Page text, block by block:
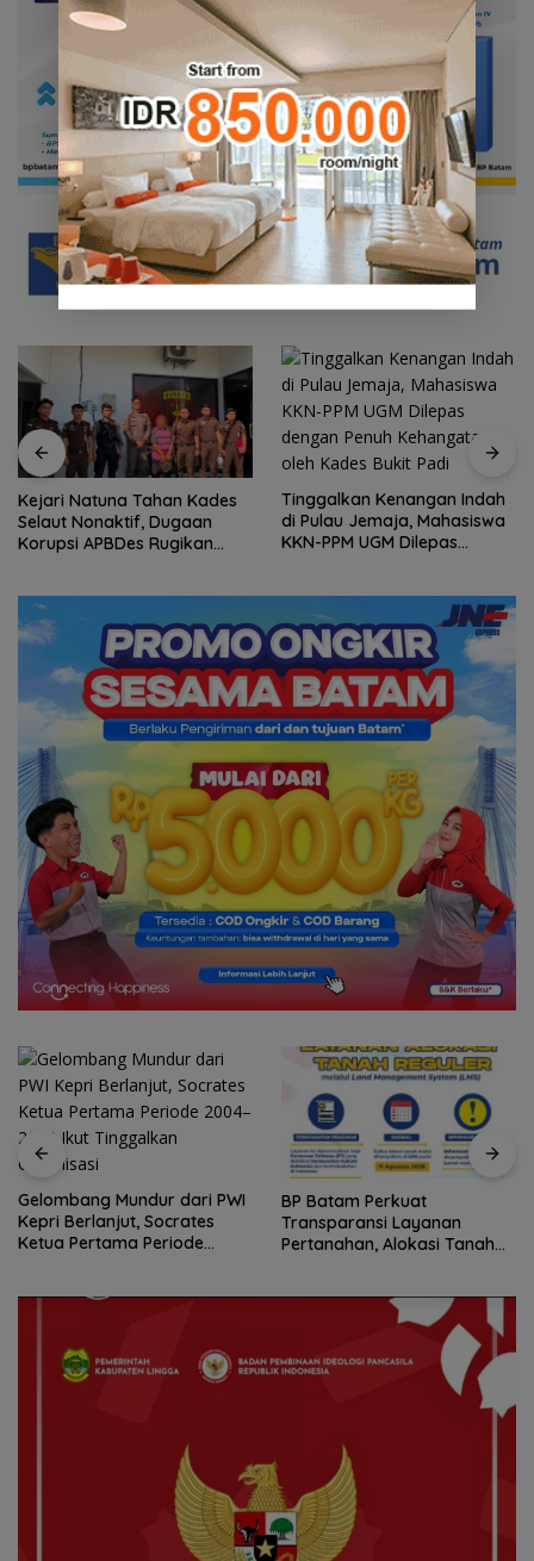
Kejari Natuna Tahan Kades
Selaut Nonaktif, Dugaan
Korupsi APBDes Rugikan
Tinggalkan Kenangan Indah
di Pulau Jemaja, Mahasiswa
KKN-PPM UGM Dilepas
Gelombang Mundur dari PWI
Kepri Berlanjut, Socrates
Ketua Pertama Periode
BP Batam Perkuat
Transparansi Layanan
Pertanahan, Alokasi Tanah